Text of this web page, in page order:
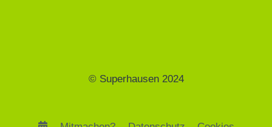
© Superhausen 2024